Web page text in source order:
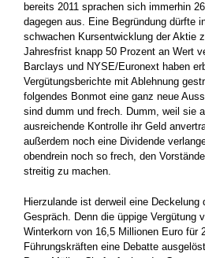
bereits 2011 sprachen sich immerhin
dagegen aus. Eine Begründung dürfte
schwachen Kursentwicklung der Aktie
Jahresfrist knapp 50 Prozent an Wert
Barclays und NYSE/Euronext haben
Vergütungsberichte mit Ablehnung
folgendes Bonmot eine ganz neue
sind dumm und frech. Dumm, weil sie
ausreichende Kontrolle ihr Geld
außerdem noch eine Dividende
obendrein noch so frech, den
streitig zu machen.
Hierzulande ist derweil eine Deckelung
Gespräch. Denn die üppige Vergütung
Winterkorn von 16,5 Millionen Euro für
Führungskräften eine Debatte